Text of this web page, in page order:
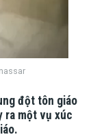
đột tôn giáo
ra một vụ xúc